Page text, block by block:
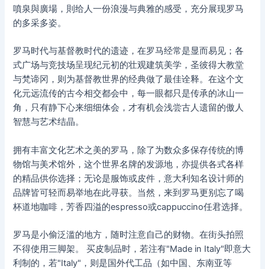
噴泉與廣場，則给人一份浪漫与典雅的感受，充分展现罗马
的多采多姿。
罗马时代与基督教时代的遗迹，在罗马经常是显而易见；各
式广场与竞技场呈现纪元初的壮观建筑美学，圣彼得大教堂
与梵谛冈，则为基督教世界的经典做了最佳诠释。在这个文
化元远流传的古今相交都会中，每一眼都只是传承的冰山一
角，只有静下心来细细体会，才有机会浅尝古人遗留的傲人
智慧与艺术结晶。
拥有丰富文化艺术之美的罗马，除了为数众多保存传统的博
物馆与美术馆外，这个世界名牌的发源地，亦提供各式各样
的精品供你选择；无论是服饰或皮件，意大利知名设计师的
品牌皆可轻而易举地在此寻获。当然，来到罗马更别忘了喝
杯道地咖啡，芳香四溢的espresso或cappuccino任君选择。
罗马是小偷泛滥的地方，随时注意自己的财物。在街头拍照
不得使用三脚架。 买皮制品时，若注有"Made in Italy"即意大
利制的，若"Italy"，则是国外代工品（如中国、东南亚等